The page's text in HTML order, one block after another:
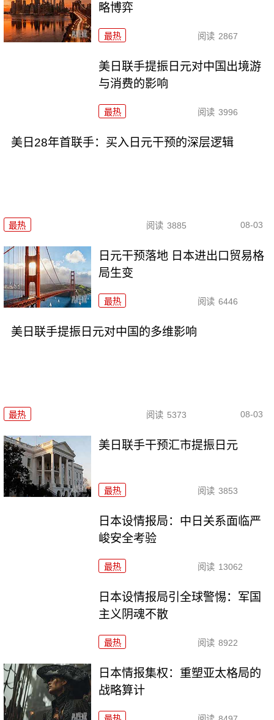
略博弈
最热 阅读 2867
美日联手提振日元对中国出境游
与消费的影响
最热 阅读 3996
美日28年首联手：买入日元干预的深层逻辑
最热 阅读 3885 08-03
日元干预落地 日本进出口贸易格
局生变
最热 阅读 6446
美日联手提振日元对中国的多维影响
最热 阅读 5373 08-03
美日联手干预汇市提振日元
最热 阅读 3853
日本设情报局：中日关系面临严
峻安全考验
最热 阅读 13062
日本设情报局引全球警惕：军国
主义阴魂不散
最热 阅读 8922
日本情报集权：重塑亚太格局的
战略算计